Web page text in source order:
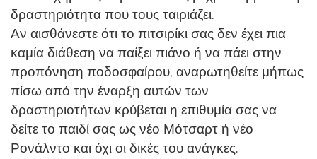
δραστηριότητα που τους ταιριάζει.
Αν αισθάνεστε ότι το πιτσιρίκι σας δεν έχει πια
καμία διάθεση να παίξει πιάνο ή να πάει στην
προπόνηση ποδοσφαίρου, αναρωτηθείτε μήπως
πίσω από την έναρξη αυτών των
δραστηριοτήτων κρύβεται η επιθυμία σας να
δείτε το παιδί σας ως νέο Μότσαρτ ή νέο
Ρονάλντο και όχι οι δικές του ανάγκες.